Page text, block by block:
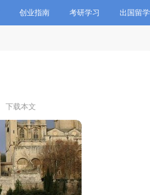
创业指南 考研学习 出国留学
下载本文